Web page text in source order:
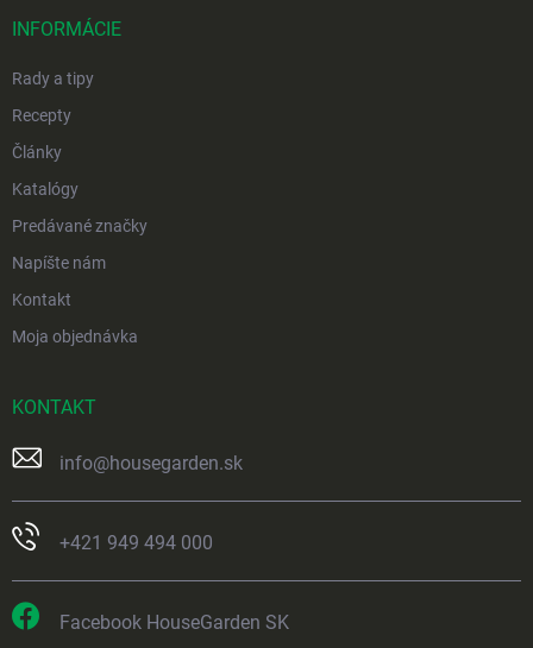
INFORMÁCIE
Rady a tipy
Recepty
Články
Katalógy
Predávané značky
Napíšte nám
Kontakt
Moja objednávka
KONTAKT
info@housegarden.sk
+421 949 494 000
Facebook HouseGarden SK